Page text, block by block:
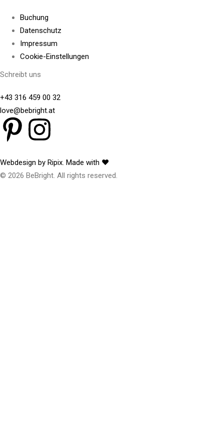
Buchung
Datenschutz
Impressum
Cookie-Einstellungen
Schreibt uns
+43 316 459 00 32
love@bebright.at
Webdesign by Ripix. Made with ♥
© 2026 BeBright. All rights reserved.